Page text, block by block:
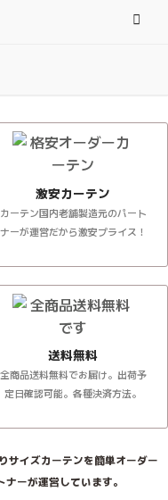
激安カーテン
カーテン国内老舗製造元のパート
ナーが運営だから激安プライス！
送料無料
全商品送料無料でお届け。出荷予
定日確認可能。各種決済方法。
サイズカーテンを簡単オーダー
ーが運営しています。